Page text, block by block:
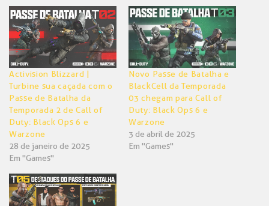
em
nova
janela)
em
nova
janela)
Activision Blizzard |
Turbine sua caçada com o
Passe de Batalha da
Temporada 2 de Call of
Duty: Black Ops 6 e
Warzone
28 de janeiro de 2025
Em "Games"
Novo Passe de Batalha e
BlackCell da Temporada
03 chegam para Call of
Duty: Black Ops 6 e
Warzone
3 de abril de 2025
Em "Games"